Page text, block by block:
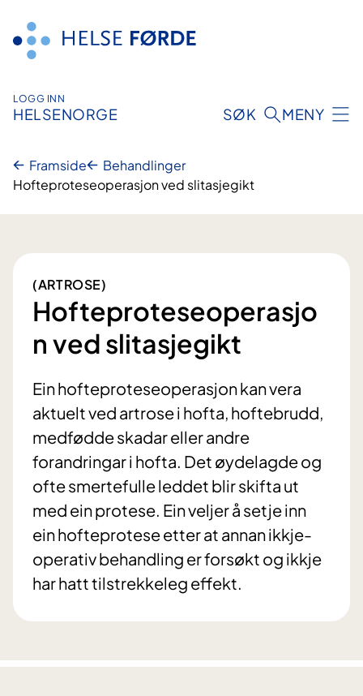
innhald
LOGG INN
HELSENORGE SØK MENY
Framside
Behandlinger
Hofteproteseoperasjon ved slitasjegikt
(ARTROSE)
Hofteproteseoperasjo
n ved slitasjegikt
Ein hofteproteseoperasjon kan vera
aktuelt ved artrose i hofta, hoftebrudd,
medfødde skadar eller andre
forandringar i hofta. Det øydelagde og
ofte smertefulle leddet blir skifta ut
med ein protese. Ein veljer å setje inn
ein hofteprotese etter at annan ikkje-
operativ behandling er forsøkt og ikkje
har hatt tilstrekkeleg effekt.